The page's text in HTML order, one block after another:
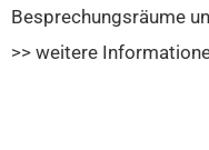
Besprechungsräume
>> weitere